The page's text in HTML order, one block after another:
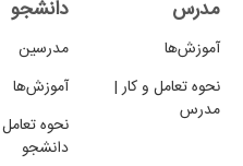
مدرس
آموزش‌ها
نحوه تعامل و کار |
مدرس
دانشجو
مدرسین
آموزش‌ها
نحوه
دانشجو